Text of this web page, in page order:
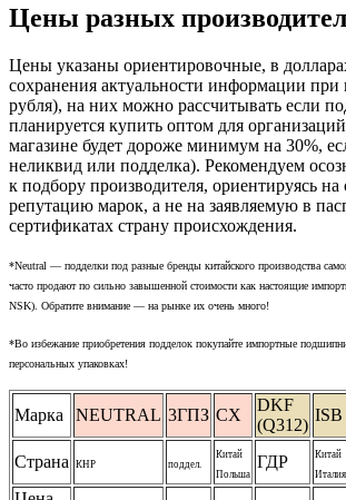
Цены разных
Цены указаны ориентировочные, в
сохранения актуальности информации при
рубля), на них можно рассчитывать если
планируется купить оптом для
магазине будет дороже минимум на 30%,
неликвид или подделка). Рекомендуем
к подбору производителя, ориентируясь
репутацию марок, а не на заявляемую в
сертификатах страну происхождения.
*Neutral — подделки под разные бренды китайского производства
часто продают по сильно завышенной стоимости как настоящие
NSK). Обратите внимание — на рынке их очень много!
*Во избежание приобретения подделок покупайте импортные
персональных упаковках!
Марка NEUTRAL 3ГПЗ CX
DKF
(Q312)
ISB
Страна КНР поддел.
Китай
Польша
ГДР
Китай
Италия